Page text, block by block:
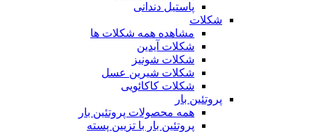
پاستیل دندانی
شکلات
مشاهده همه شکلات ها
شکلات آیدین
شکلات شونیز
شکلات شیرین عسل
شکلات کاکائویی
پروتئین بار
همه محصولات پروتئین بار
پروتئین بار با تزیین پسته